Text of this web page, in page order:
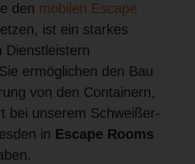
den mobilen Escape
ist ein starkes
Dienstleistern
ermöglichen den Bau
von den Containern,
bei unserem Schweißer-
in Escape Rooms